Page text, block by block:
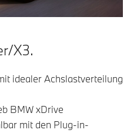
X3.
idealer Achslastverteilung
BMW xDrive
mit den Plug-in-